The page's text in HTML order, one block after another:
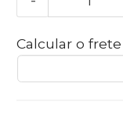
Calcular o frete